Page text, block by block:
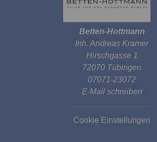
Betten-Hottmann
Inh. Andreas Kramer
Hirschgasse 1
72070 Tübingen
07071-23072
E-Mail schreiben
Cookie Einstellungen